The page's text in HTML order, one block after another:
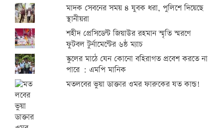
মাদক সেবনের সময় ৪ যুবক ধরা, পুলিশে দিয়েছে
স্থানীয়রা
শহীদ প্রেসিডেন্ট জিয়াউর রহমান স্মৃতি স্মরণে
ফুটবল টুর্নামেন্টের ৬ষ্ঠ ম্যাচ
স্কুলের মাঠে যেন কোনো বহিরাগত প্রবেশ করতে না
পারে : এমপি মানিক
মতলবের ভুয়া ডাক্তার ওমর ফারুকের যত কান্ড!